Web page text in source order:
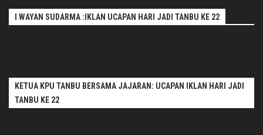
I WAYAN SUDARMA :IKLAN UCAPAN HARI JADI TANBU KE 22
KETUA KPU TANBU BERSAMA JAJARAN: UCAPAN IKLAN HARI JADI
TANBU KE 22